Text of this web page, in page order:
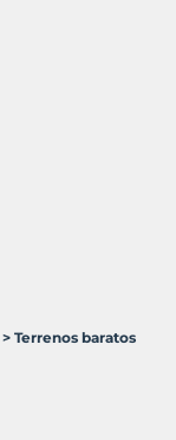
> Terrenos baratos